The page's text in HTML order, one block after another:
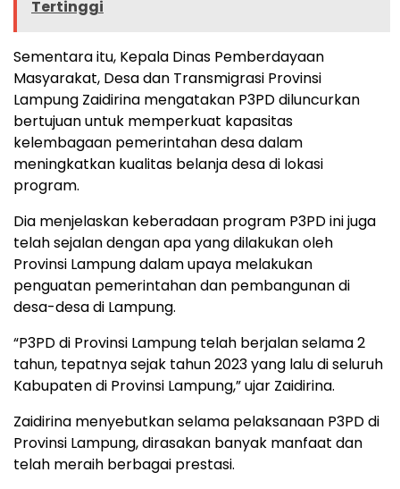
Tertinggi
Sementara itu, Kepala Dinas Pemberdayaan
Masyarakat, Desa dan Transmigrasi Provinsi
Lampung Zaidirina mengatakan P3PD diluncurkan
bertujuan untuk memperkuat kapasitas
kelembagaan pemerintahan desa dalam
meningkatkan kualitas belanja desa di lokasi
program.
Dia menjelaskan keberadaan program P3PD ini juga
telah sejalan dengan apa yang dilakukan oleh
Provinsi Lampung dalam upaya melakukan
penguatan pemerintahan dan pembangunan di
desa-desa di Lampung.
“P3PD di Provinsi Lampung telah berjalan selama 2
tahun, tepatnya sejak tahun 2023 yang lalu di seluruh
Kabupaten di Provinsi Lampung,” ujar Zaidirina.
Zaidirina menyebutkan selama pelaksanaan P3PD di
Provinsi Lampung, dirasakan banyak manfaat dan
telah meraih berbagai prestasi.